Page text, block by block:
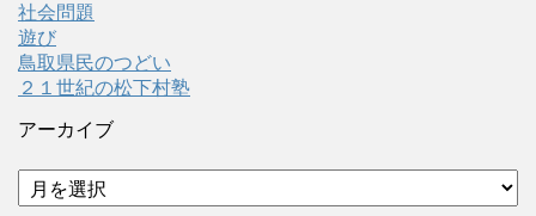
社会問題
遊び
鳥取県民のつどい
２１世紀の松下村塾
アーカイブ
ア
ー